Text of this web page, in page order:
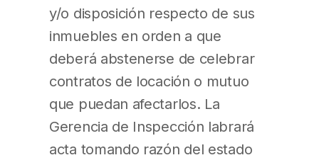
y/o disposición respecto de sus
inmuebles en orden a que
deberá abstenerse de celebrar
contratos de locación o mutuo
que puedan afectarlos. La
Gerencia de Inspección labrará
acta tomando razón del estado